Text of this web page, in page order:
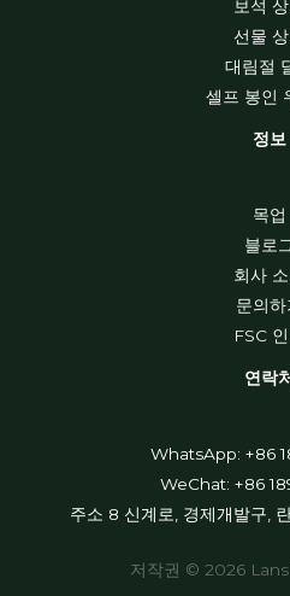
보석
선물
대림절
셀프 봉인
정보
목업
블로
회사
문의하
FSC
연락처
WhatsApp: +86
WeChat: +86
주소 8 신계로, 경제개발구,
저작권 © 2026